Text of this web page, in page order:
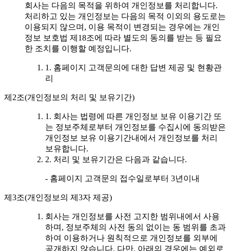
회사는 다음의 목적을 위하여 개인정보를 처리합니다.
처리하고 있는 개인정보는 다음의 목적 이외의 용도로는
이용되지 않으며, 이용 목적이 변경되는 경우에는 개인
정보 보호법 제18조에 따라 별도의 동의를 받는 등 필요
한 조치를 이행할 예정입니다.
1. 홈페이지 고객문의에 대한 답변 제공 및 현황관
리
제2조(개인정보의 처리 및 보유기간)
1. 회사는 법령에 따른 개인정보 보유 이용기간 또
는 정보주체로부터 개인정보를 수집시에 동의받은
개인정보 보유 이용기간내에서 개인정보를 처리
보유합니다.
2. 처리 및 보유기간은 다음과 같습니다.
- 홈페이지 고객문의 접수일로부터 3년이내
제3조(개인정보의 제3자 제공)
회사는 개인정보를 사전 고지한 범위내에서 사용
하며, 정보주체의 사전 동의 없이는 동 범위를 초과
하여 이용하거나 원칙적으로 개인정보를 외부에
공개하지 않습니다. 다만, 아래의 경우에는 예외로